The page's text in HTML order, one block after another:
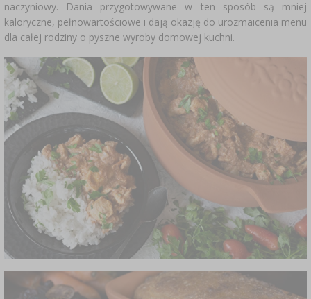
naczyniowy. Dania przygotowywane w ten sposób są mniej
kaloryczne, pełnowartościowe i dają okazję do urozmaicenia menu
dla całej rodziny o pyszne wyroby domowej kuchni.